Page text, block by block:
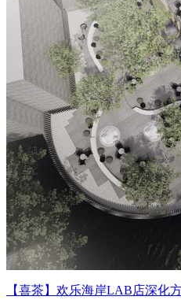
【喜茶】欢乐海岸LAB店深化